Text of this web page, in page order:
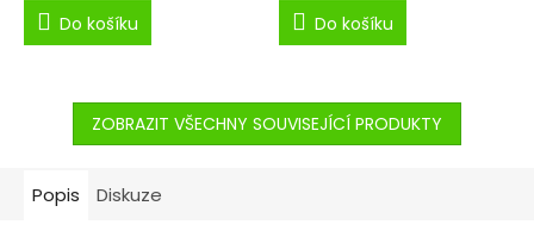
Do košíku Do košíku
ZOBRAZIT VŠECHNY SOUVISEJÍCÍ PRODUKTY
Popis Diskuze